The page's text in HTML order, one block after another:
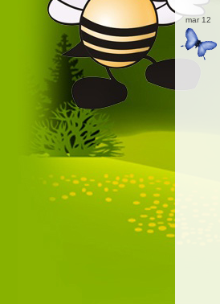
mar 12